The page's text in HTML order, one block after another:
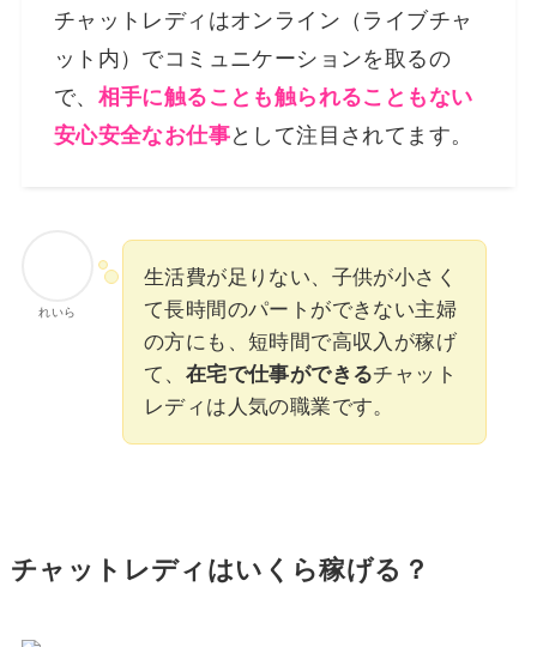
チャットレディはオンライン（ライブチャ
ット内）でコミュニケーションを取るの
で、 相手に触ることも触られることもない
安心安全なお仕事として注目されてます。
れいら
生活費が足りない、子供が小さく
て長時間のパートができない主婦
の方にも、短時間で高収入が稼げ
て、 在宅で仕事ができるチャット
レディは人気の職業です。
チャットレディはいくら稼げる？